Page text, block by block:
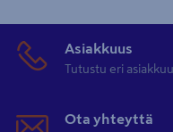
Asiakkuus
Tutustu eri
Ota yhteyttä